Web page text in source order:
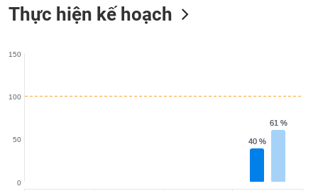
Thực hiện kế hoạch
40 %
40 %
61 %
61 %
0
50
100
150